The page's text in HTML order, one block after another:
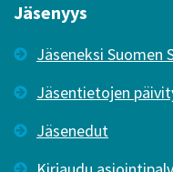
Jäsenyys
Jäseneksi Suomen
Jäsentietojen
Jäsenedut